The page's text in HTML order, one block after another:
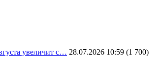
увеличит с… 28.07.2026 10:59 (1 700)